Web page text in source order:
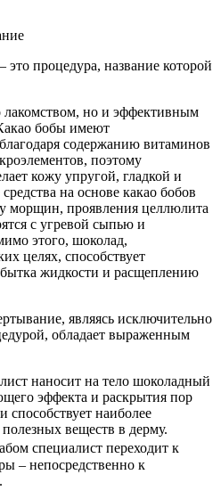
процедура, название которой
лакомством, но и эффективным
бобы имеют
содержанию витаминов
поэтому
кожу упругой, гладкой и
на основе какао бобов
морщин, проявления целлюлита
с угревой сыпью и
этого, шоколад,
целях, способствует
жидкости и расщеплению
являясь исключительно
обладает выраженным
наносит на тело шоколадный
эффекта и раскрытия пор
способствует наиболее
веществ в дерму.
специалист переходит к
– непосредственно к